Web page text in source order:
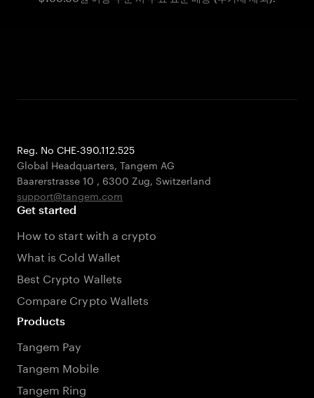
Reg. No CHE-390.112.525
Global Headquarters, Tangem AG
Baarerstrasse 10 , 6300 Zug, Switzerland
support@tangem.com
Get started
How to start with a crypto
What is Cold Wallet
Best Crypto Wallets
Compare Crypto Wallets
Products
Tangem Pay
Tangem Mobile
Tangem Ring